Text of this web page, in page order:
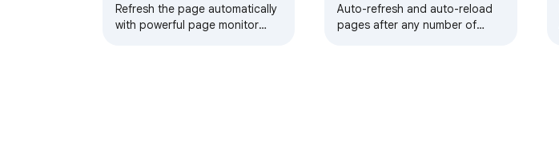
Refresh the page automatically
with powerful page monitor
Auto-refresh and auto-reload
pages after any number of